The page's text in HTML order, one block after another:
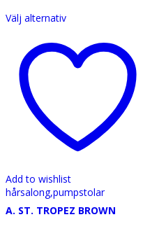
Välj alternativhär
har
flera
alternativen
väljas
på
Add to wishlist
hårsalong,pumpstolar
A. ST. TROPEZ BROWN